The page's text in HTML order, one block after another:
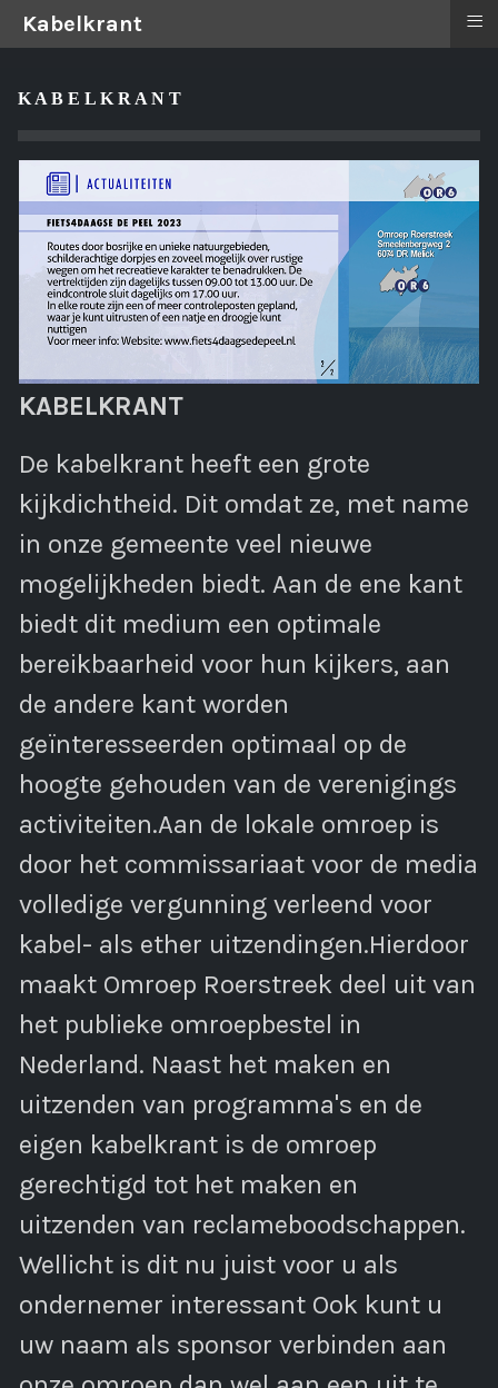
K A B E L K R A N T
KABELKRANT
De kabelkrant heeft een grote
kijkdichtheid. Dit omdat ze, met name
in onze gemeente veel nieuwe
mogelijkheden biedt. Aan de ene kant
biedt dit medium een optimale
bereikbaarheid voor hun kijkers, aan
de andere kant worden
geïnteresseerden optimaal op de
hoogte gehouden van de verenigings
activiteiten.Aan de lokale omroep is
door het commissariaat voor de media
volledige vergunning verleend voor
kabel- als ether uitzendingen.Hierdoor
maakt Omroep Roerstreek deel uit van
het publieke omroepbestel in
Nederland. Naast het maken en
uitzenden van programma's en de
eigen kabelkrant is de omroep
gerechtigd tot het maken en
uitzenden van reclameboodschappen.
Wellicht is dit nu juist voor u als
ondernemer interessant Ook kunt u
uw naam als sponsor verbinden aan
Kabelkrant ≡